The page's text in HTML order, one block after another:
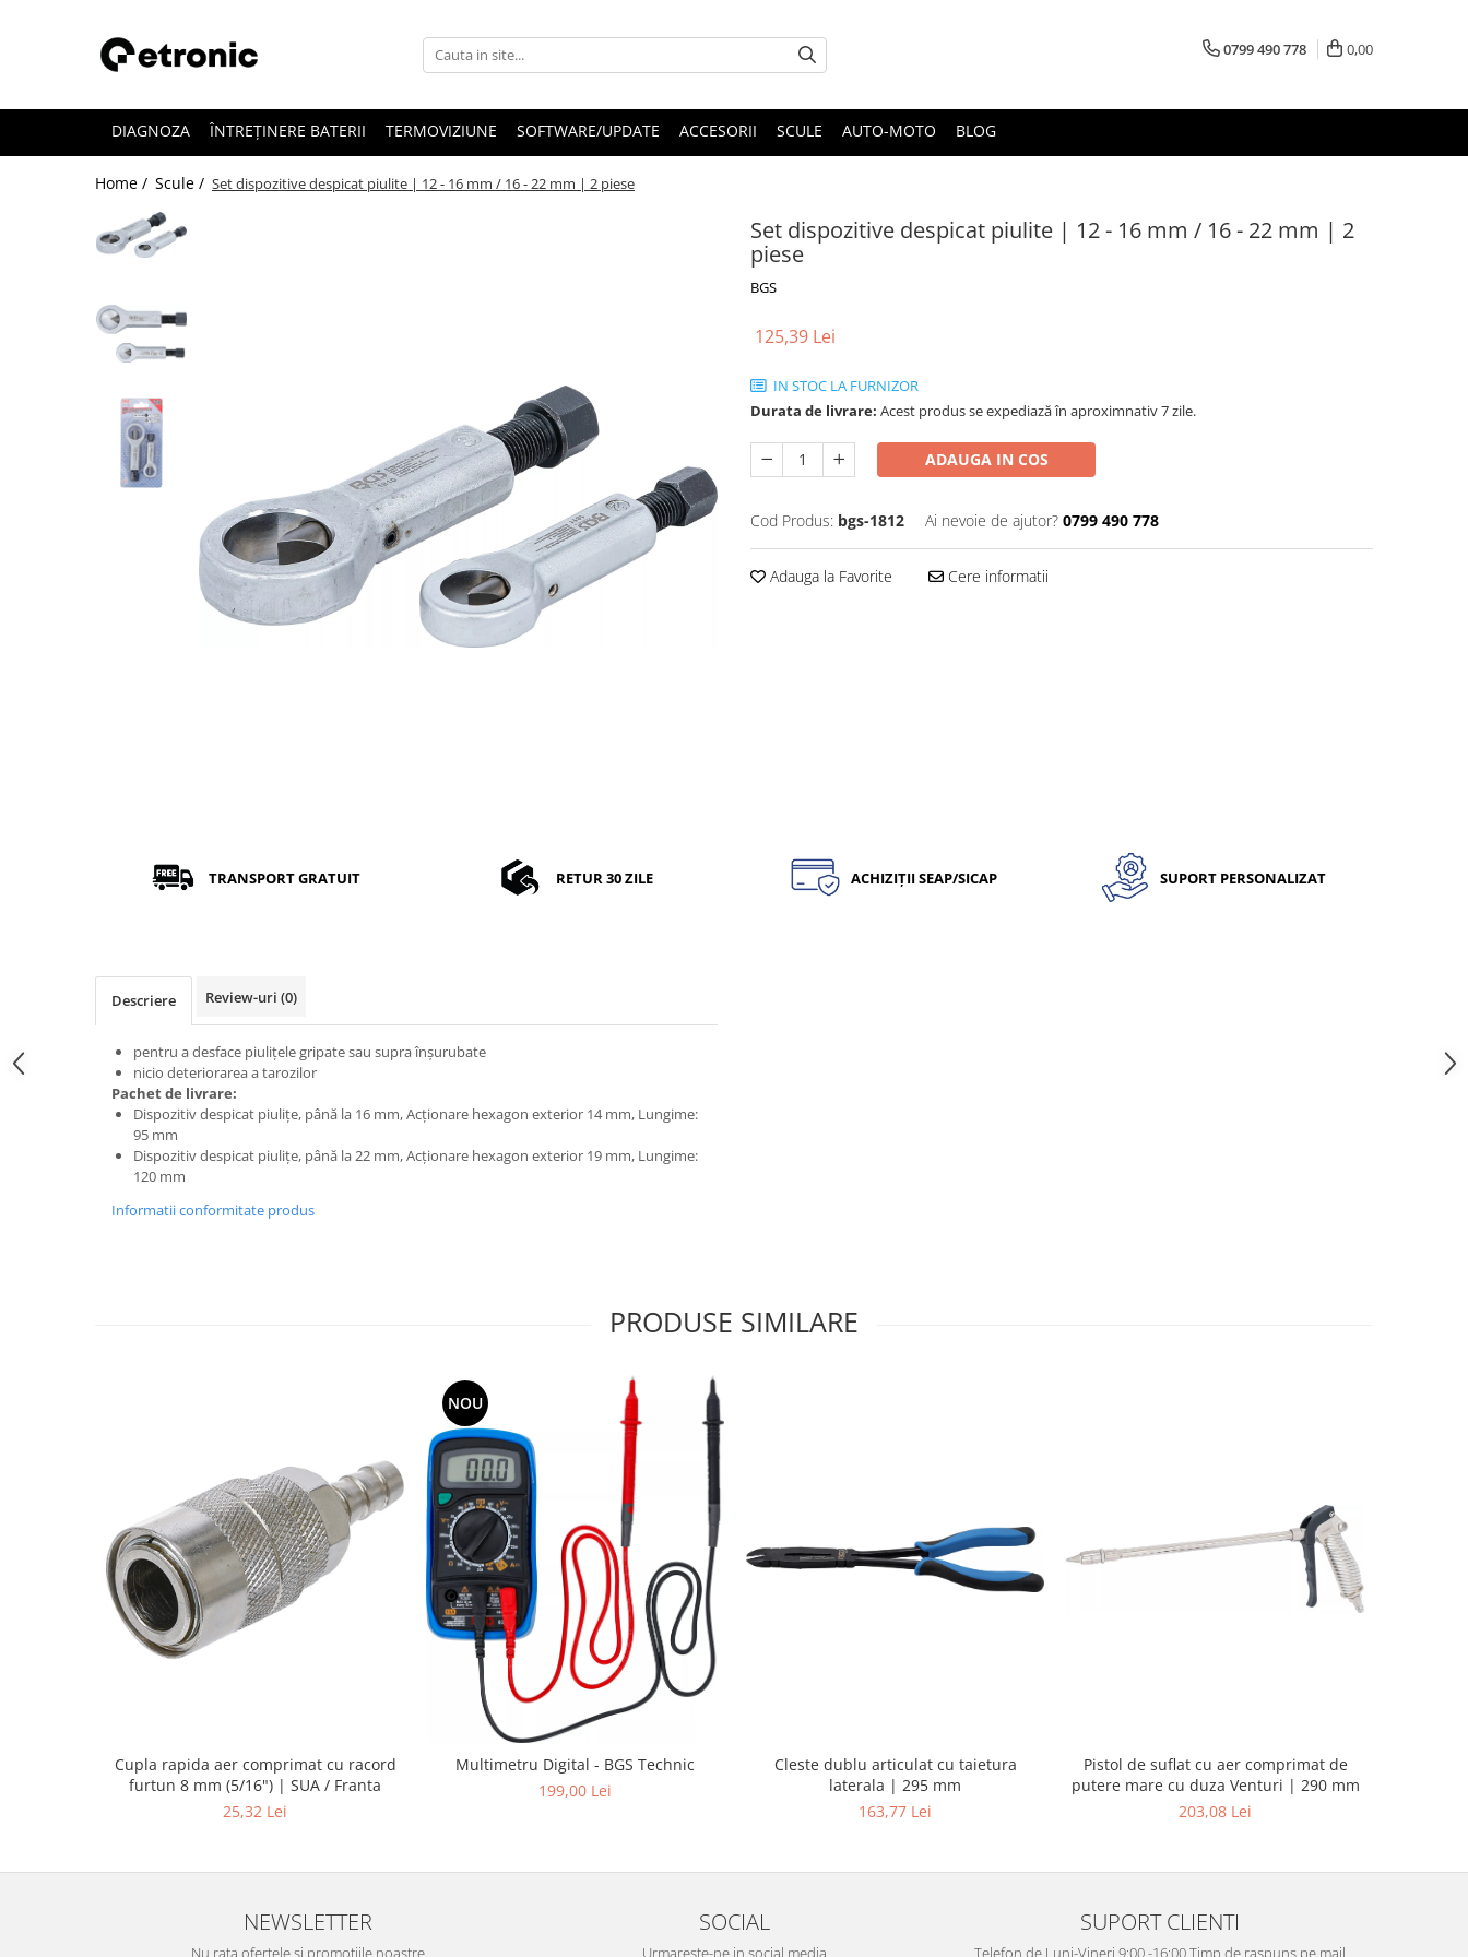
0799 490 778 0,00
DIAGNOZA ÎNTREȚINERE BATERII TERMOVIZIUNE SOFTWARE/UPDATE ACCESORII SCULE AUTO-MOTO BLOG
Home / Scule / Set dispozitive despicat piulite | 12 - 16 mm / 16 - 22 mm | 2 piese
Set dispozitive despicat piulite | 12 - 16 mm / 16 - 22 mm | 2
piese
BGS
125,39 Lei
IN STOC LA FURNIZOR
Durata de livrare: Acest produs se expediază în aproximnativ 7 zile.
ADAUGA IN COS
Cod Produs: bgs-1812 Ai nevoie de ajutor? 0799 490 778
Adauga la Favorite Cere informatii
TRANSPORT GRATUIT RETUR 30 ZILE ACHIZIȚII SEAP/SICAP SUPORT PERSONALIZAT
Descriere Review-uri (0)
pentru a desface piuliţele gripate sau supra înşurubate
nicio deteriorarea a tarozilor
Pachet de livrare:
Dispozitiv despicat piuliţe, până la 16 mm, Acţionare hexagon exterior 14 mm, Lungime:
95 mm
Dispozitiv despicat piuliţe, până la 22 mm, Acţionare hexagon exterior 19 mm, Lungime:
120 mm
Informatii conformitate produs
PRODUSE SIMILARE
Cupla rapida aer comprimat cu racord
furtun 8 mm (5/16") | SUA / Franta
25,32 Lei
NOU
Multimetru Digital - BGS Technic
199,00 Lei
Cleste dublu articulat cu taietura
laterala | 295 mm
163,77 Lei
Pistol de suflat cu aer comprimat de
putere mare cu duza Venturi | 290 mm
203,08 Lei
NEWSLETTER
Nu rata ofertele si promotiile noastre
SOCIAL
Urmareste-ne in social media
SUPORT CLIENTI
Telefon de Luni-Vineri 9:00 -16:00 Timp de raspuns pe mail